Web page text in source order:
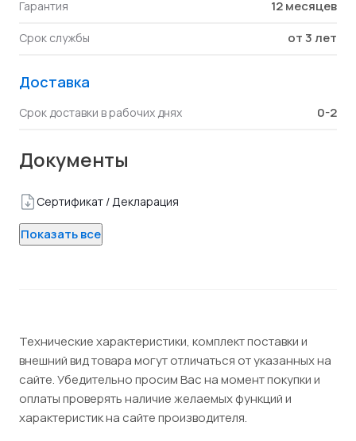
Гарантия 12 месяцев
Срок службы от 3 лет
Доставка
Срок доставки в рабочих днях 0-2
Документы
Сертификат / Декларация
Показать все
Технические характеристики, комплект поставки и
внешний вид товара могут отличаться от указанных на
сайте. Убедительно просим Вас на момент покупки и
оплаты проверять наличие желаемых функций и
характеристик на сайте производителя.